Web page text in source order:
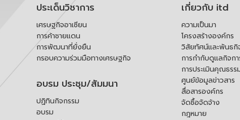
ประเด็นวิชาการ
เศรษฐกิจอาเซียน
การค้าชายแดน
การพัฒนาที่ยั่งยืน
กรอบความร่วมมือทางเศรษฐกิจ
อบรม ประชุม/สัมมนา
ปฏิทินกิจกรรม
อบรม
เกี่ยวกับ itd
ความเป็นมา
โครงสร้างองค์กร
วิสัยทัศน์และพันธกิ
การกำกับดูแลกิจกา
การประเมินคุณธรร
ศูนย์ข้อมูลข่าวสาร
สื่อสารองค์กร
จัดซื้อจัดจ้าง
กฎหมาย